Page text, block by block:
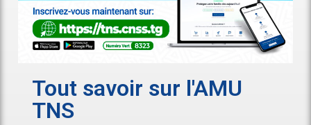
Tout savoir sur l'AMU
TNS